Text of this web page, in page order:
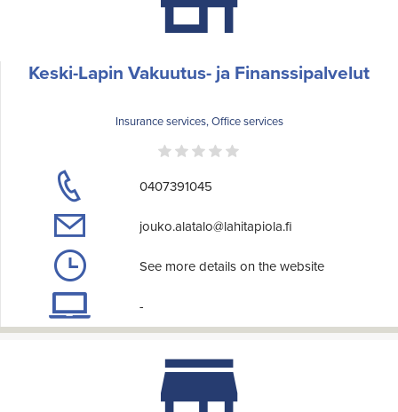
Keski-Lapin Vakuutus- ja Finanssipalvelut
Insurance services, Office services
0407391045
jouko.alatalo@lahitapiola.fi
See more details on the website
-